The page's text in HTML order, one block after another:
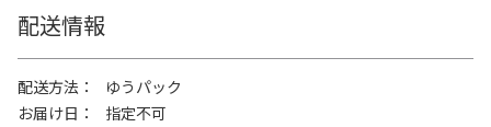
配送情報
配送方法
ゆうパック
お届け日
指定不可